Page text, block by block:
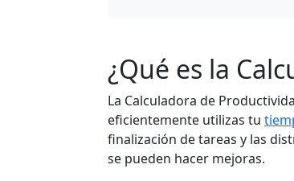
¿Qué es la
La Calculadora de
eficientemente utilizas tu
finalización de tareas y las
se pueden hacer mejoras.